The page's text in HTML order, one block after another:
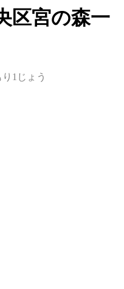
区宮の森一
1じょう